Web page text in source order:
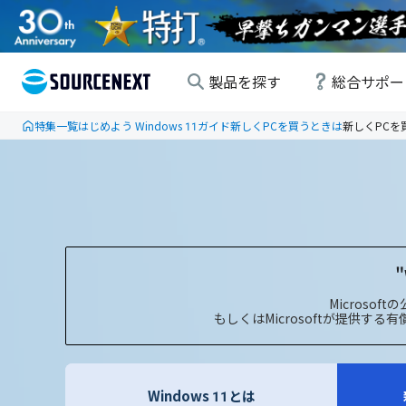
製品を探す 総合サポ
特集一覧はじめよう Windows 11ガイド新しくPCを買うときは新しくPCを
Microsoftの
もしくはMicrosoftが提供する有
Windows 11とは